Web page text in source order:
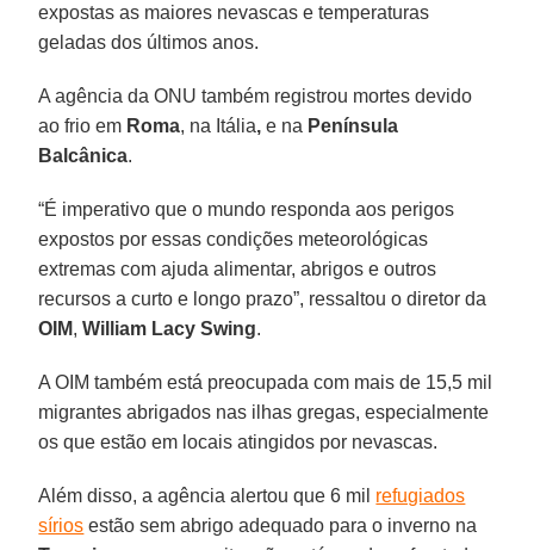
expostas as maiores nevascas e temperaturas
geladas dos últimos anos.
A agência da ONU também registrou mortes devido
ao frio em Roma, na Itália, e na Península
Balcânica.
“É imperativo que o mundo responda aos perigos
expostos por essas condições meteorológicas
extremas com ajuda alimentar, abrigos e outros
recursos a curto e longo prazo”, ressaltou o diretor da
OIM,William Lacy Swing.
A OIM também está preocupada com mais de 15,5 mil
migrantes abrigados nas ilhas gregas, especialmente
os que estão em locais atingidos por nevascas.
Além disso, a agência alertou que 6 mil refugiados
sírios estão sem abrigo adequado para o inverno na